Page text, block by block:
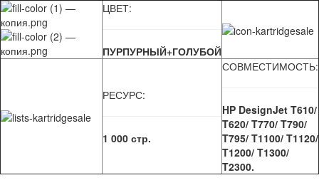
ЦВЕТ:
ПУРПУРНЫЙ+ГОЛУБОЙ
РЕСУРС:
1 000 стр.
СОВМЕСТИМОСТЬ:
HP DesignJet T610/
T620/ T770/ T790/
T795/ T1100/ T1120/
T1200/ T1300/
T2300.